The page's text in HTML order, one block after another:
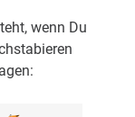
wenn Du